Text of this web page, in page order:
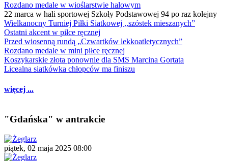
Rozdano medale w wioślarstwie halowym
22 marca w hali sportowej Szkoły Podstawowej 94 po raz kolejny
Wielkanocny Turniej Piłki Siatkowej ,,szóstek mieszanych”
Ostatni akcent w piłce ręcznej
Przed wiosenną rundą „Czwartków lekkoatletycznych”
Rozdano medale w mini piłce ręcznej
Koszykarskie złota ponownie dla SMS Marcina Gortata
Licealna siatkówka chłopców ma finiszu
więcej ...
"Gdańska" w antrakcie
piątek, 02 maja 2025 08:00